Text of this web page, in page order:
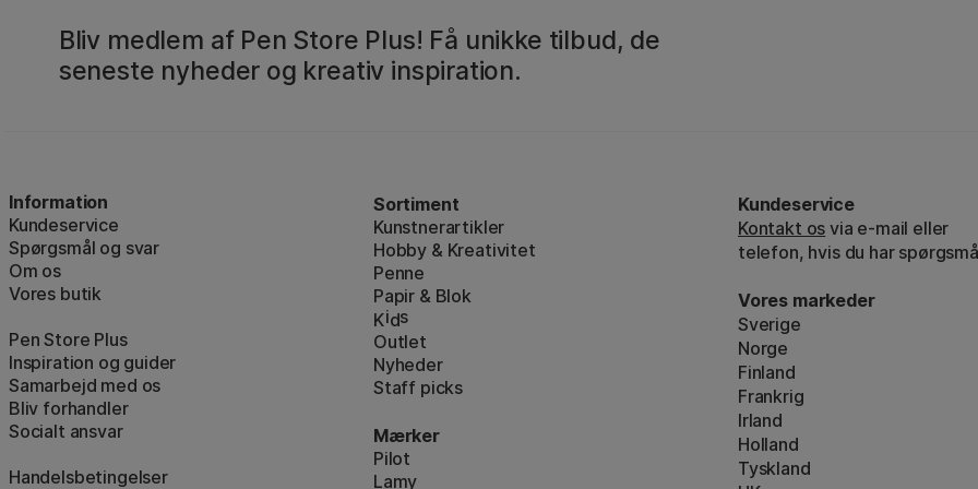
Bliv medlem af Pen Store Plus! Få unikke tilbud, de
seneste nyheder og kreativ inspiration.
Information
Kundeservice
Spørgsmål og svar
Om os
Vores butik
Pen Store Plus
Inspiration og guider
Samarbejd med os
Bliv forhandler
Socialt ansvar
Handelsbetingelser
Sortiment
Kunstnerartikler
Hobby & Kreativitet
Penne
Papir & Blok
Kids
Outlet
Nyheder
Staff picks
Mærker
Pilot
Lamy
Kundeservice
Kontakt os via e-mail eller
telefon, hvis du har
Vores markeder
Sverige
Norge
Finland
Frankrig
Irland
Holland
Tyskland